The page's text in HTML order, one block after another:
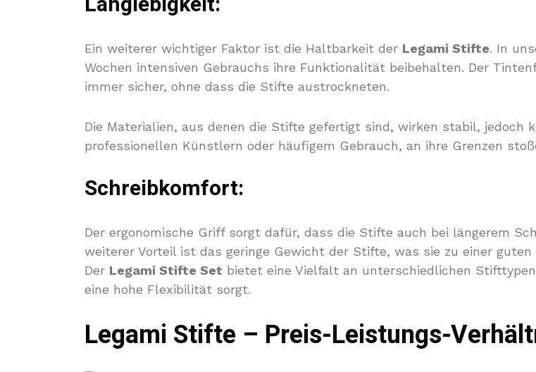
Ein weiterer wichtiger Faktor ist die Haltbarkeit der Legami Stifte. In
Wochen intensiven Gebrauchs ihre Funktionalität beibehalten. Der
immer sicher, ohne dass die Stifte austrockneten.
Die Materialien, aus denen die Stifte gefertigt sind, wirken stabil, jedoch
professionellen Künstlern oder häufigem Gebrauch, an ihre Grenzen
Schreibkomfort:
Der ergonomische Griff sorgt dafür, dass die Stifte auch bei längerem
weiterer Vorteil ist das geringe Gewicht der Stifte, was sie zu einer
Der Legami Stifte Set bietet eine Vielfalt an unterschiedlichen
eine hohe Flexibilität sorgt.
Legami Stifte – Preis-Leistungs-